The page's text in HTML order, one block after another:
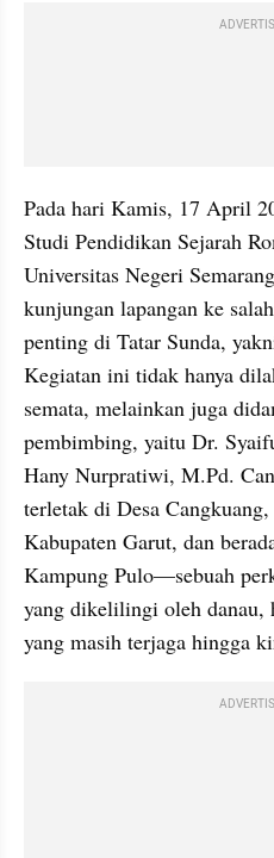
Pada hari Kamis, 17 April
Studi Pendidikan Sejarah
Universitas Negeri
kunjungan lapangan ke
penting di Tatar Sunda,
Kegiatan ini tidak hanya
semata, melainkan juga
pembimbing, yaitu Dr.
Hany Nurpratiwi, M.Pd.
terletak di Desa
Kabupaten Garut, dan
Kampung Pulo—sebuah
yang dikelilingi oleh danau,
yang masih terjaga hingga